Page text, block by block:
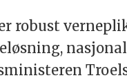
robust